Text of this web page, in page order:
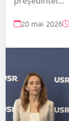
20 mai 2026